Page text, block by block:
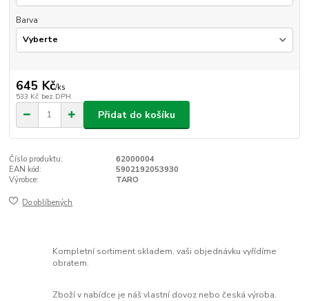
Barva
645 Kč/ks
533 Kč bez DPH
Přidat do košíku
Číslo produktu:
62000004
EAN kód:
5902192053930
Výrobce:
TARO
Do oblíbených
Kompletní sortiment skladem, vaši objednávku vyřídíme
obratem.
Zboží v nabídce je náš vlastní dovoz nebo česká výroba.